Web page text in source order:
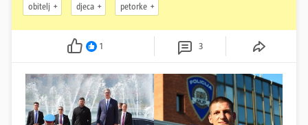
obitelj djeca petorke
1 3